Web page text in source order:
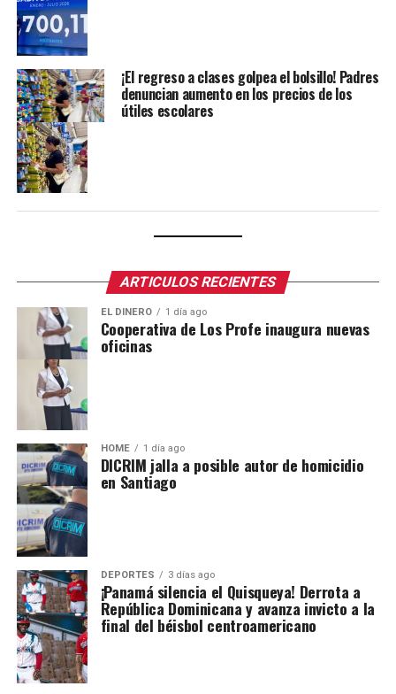
¡El regreso a clases golpea el bolsillo! Padres
denuncian aumento en los precios de los
útiles escolares
ARTICULOS RECIENTES
EL DINERO 1 día ago
Cooperativa de Los Profe inaugura nuevas
oficinas
HOME 1 día ago
DICRIM jalla a posible autor de homicidio
en Santiago
DEPORTES 3 días ago
¡Panamá silencia el Quisqueya! Derrota a
República Dominicana y avanza invicto a la
final del béisbol centroamericano